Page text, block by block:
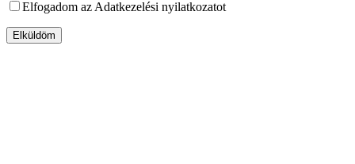
Elfogadom az Adatkezelési nyilatkozatot